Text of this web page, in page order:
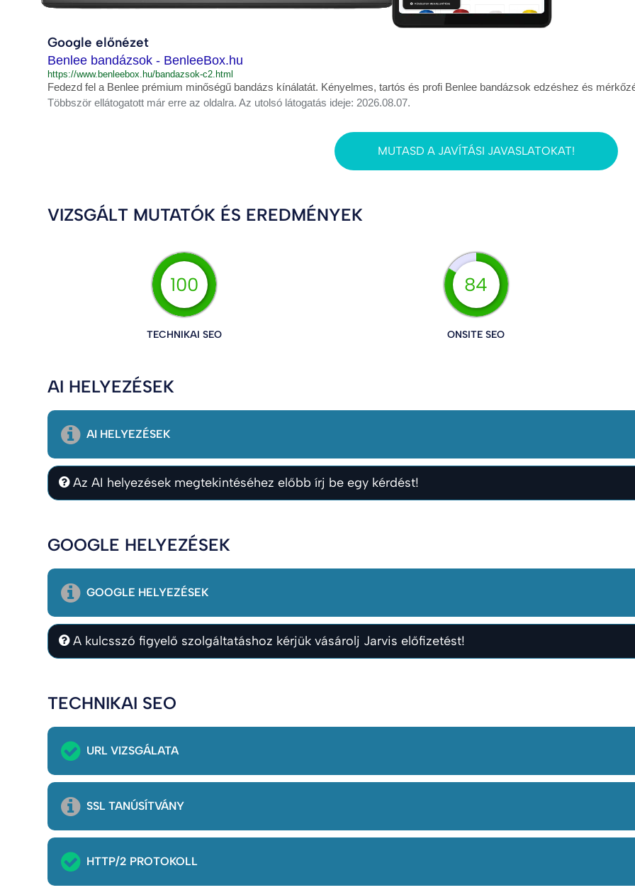
Google előnézet
Benlee bandázsok - BenleeBox.hu
https://www.benleebox.hu/bandazsok-c2.html
Fedezd fel a Benlee prémium minőségű bandázs kínálatát. Kényelmes, tartós és profi Benlee bandázsok edzéshez és
Többször ellátogatott már erre az oldalra. Az utolsó látogatás ideje: 2026.08.07.
MUTASD A JAVÍTÁSI JAVASLATOKAT!
VIZSGÁLT MUTATÓK ÉS EREDMÉNYEK
100
TECHNIKAI SEO
84
ONSITE SEO
AI HELYEZÉSEK
AI HELYEZÉSEK
Az AI helyezések megtekintéséhez előbb írj be egy kérdést!
GOOGLE HELYEZÉSEK
GOOGLE HELYEZÉSEK
A kulcsszó figyelő szolgáltatáshoz kérjük vásárolj Jarvis előfizetést!
TECHNIKAI SEO
URL VIZSGÁLATA
SSL TANÚSÍTVÁNY
HTTP/2 PROTOKOLL